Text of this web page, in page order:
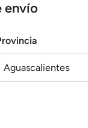
envío